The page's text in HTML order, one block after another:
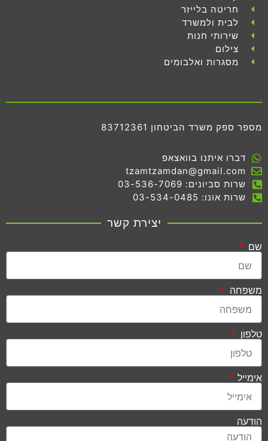
חריטה בלייזר
לבית ולמשרד
שירותי חנות
צילום
מסגרות ואלבומים
מספר ספק משרד הביטחון 83712361
דברו איתנו בוואצאפ
tzamtzamdan@gmail.com
שרות סביונים: 03-536-7069
שרות אונו: 03-534-0485
יצירת קשר
שם
משפחה
טלפון
אימייל
הודעה